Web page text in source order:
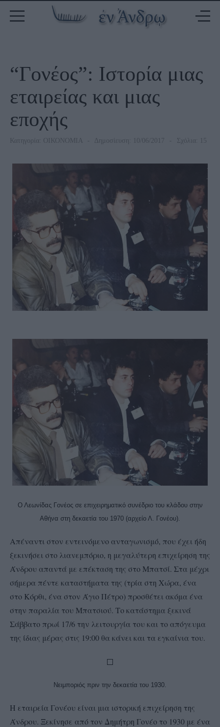
“Γονέος”: Ιστορία μιας
εταιρείας και μιας
εποχής
Κατηγορία: ΟΙΚΟΝΟΜΙΑ Δημοσίευση: 10/06/2017 Σχόλια: 15
Ο Λεωνίδας Γονέος σε επιχειρηματικό συνέδριο του κλάδου στην
Αθήνα στη δεκαετία του 1970 (αρχείο Λ. Γονέου).
Απέναντι στον εντεινόμενο ανταγωνισμό, που έχει ήδη
ξεκινήσει στο λιανεμπόριο, η μεγαλύτερη επιχείρηση της
Άνδρου απαντά με επέκταση της στο Μπατσί. Στα μέχρι
σήμερα πέντε καταστήματα της (τρία στη Χώρα, ένα
στο Κόρθι, ένα στον Άγιο Πέτρο) προσθέτει ακόμα ένα
στην παραλία του Μπατσιού. Το κατάστημα ξεκινά
Σάββατο πρωί 17/6 την λειτουργία του και το απόγευμα
της ίδιας μέρας στις 19:00 θα κάνει και τα εγκαίνια του.
Νειμποριός πριν την δεκαετία του 1930.
Η εταιρεία Γονέου είναι μια ιστορική επιχείρηση της
Άνδρου. Ξεκίνησε από τον Δημήτρη Γονέο το 1930 με ένα